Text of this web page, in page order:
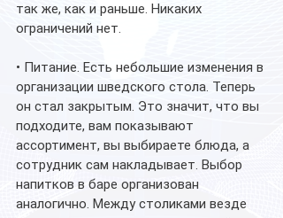
так же, как и раньше. Никаких
ограничений нет.
• Питание. Есть небольшие изменения в
организации шведского стола. Теперь
он стал закрытым. Это значит, что вы
подходите, вам показывают
ассортимент, вы выбираете блюда, а
сотрудник сам накладывает. Выбор
напитков в баре организован
аналогично. Между столиками везде